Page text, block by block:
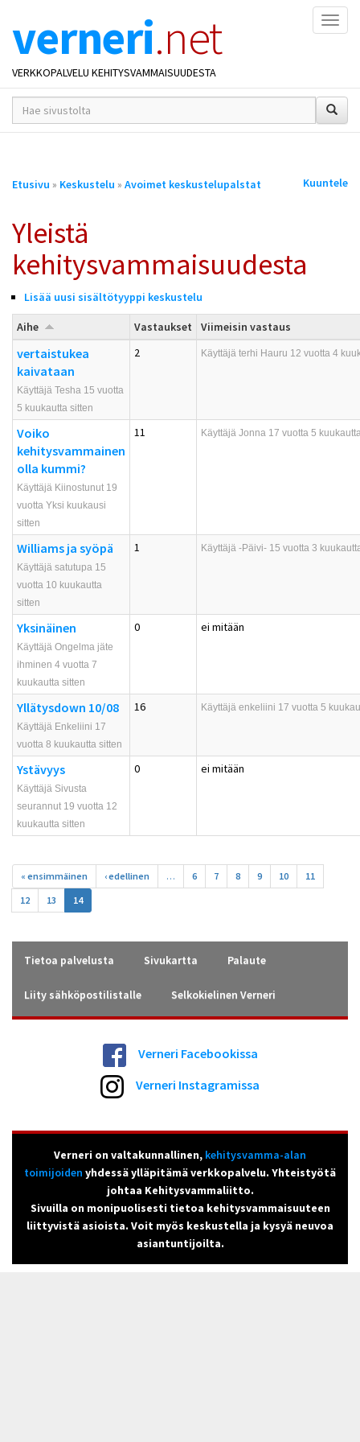
verneri.net
VERKKOPALVELU KEHITYSVAMMAISUUDESTA
hakusana(t)
*
Olet
Etusivu » Keskustelu » Avoimet keskustelupalstat Kuuntele
Yleistä
kehitysvammaisuudesta
Lisää uusi sisältötyyppi keskustelu
Aihe Vastaukset Viimeisin vastaus
vertaistukea
kaivataan
Käyttäjä Tesha 15 vuotta
5 kuukautta sitten
2 Käyttäjä terhi Hauru 12 vuotta 4
Voiko
kehitysvammainen
olla kummi?
Käyttäjä Kiinostunut 19
vuotta Yksi kuukausi
sitten
11 Käyttäjä Jonna 17 vuotta 5
Williams ja syöpä
Käyttäjä satutupa 15
vuotta 10 kuukautta
sitten
1 Käyttäjä -Päivi- 15 vuotta 3
Yksinäinen
Käyttäjä Ongelma jäte
ihminen 4 vuotta 7
kuukautta sitten
0 ei mitään
Yllätysdown 10/08
Käyttäjä Enkeliini 17
vuotta 8 kuukautta sitten
16 Käyttäjä enkeliini 17 vuotta 5
Ystävyys
Käyttäjä Sivusta
seurannut 19 vuotta 12
kuukautta sitten
0 ei mitään
Sivut
« ensimmäinen ‹ edellinen … 6 7 8 9 10
11
12
13 14
Tietoa palvelusta Sivukartta Palaute
Liity sähköpostilistalle Selkokielinen Verneri
Verneri Facebookissa
Verneri Instagramissa
Verneri on valtakunnallinen, kehitysvamma-alan
toimijoiden yhdessä ylläpitämä verkkopalvelu. Yhteistyötä
johtaa Kehitysvammaliitto.
Sivuilla on monipuolisesti tietoa kehitysvammaisuuteen
liittyvistä asioista. Voit myös keskustella ja kysyä neuvoa
asiantuntijoilta.